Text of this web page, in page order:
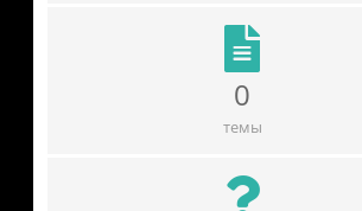
0
темы